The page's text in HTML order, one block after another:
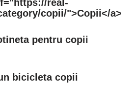
real-
copii/">Copii</a>
pentru copii
bicicleta copii